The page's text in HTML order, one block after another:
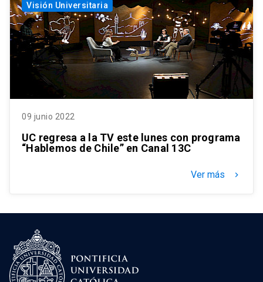
Visión Universitaria
09 junio 2022
UC regresa a la TV este lunes con programa
“Hablemos de Chile” en Canal 13C
Ver más keyboard_arrow_right